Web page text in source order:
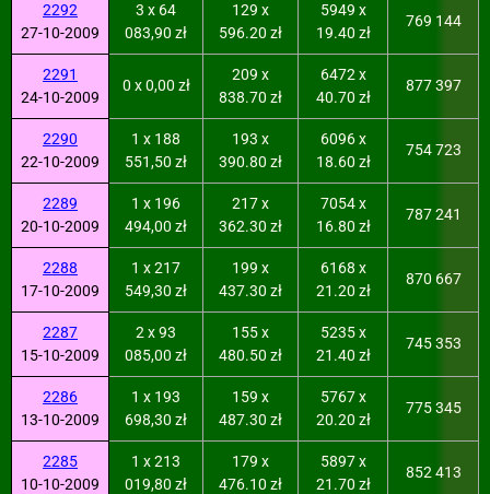
2292
27-10-2009
3 x 64
083,90 zł
129 x
596.20 zł
5949 x
19.40 zł
769 144
2291
24-10-2009
0 x 0,00 zł
209 x
838.70 zł
6472 x
40.70 zł
877 397
2290
22-10-2009
1 x 188
551,50 zł
193 x
390.80 zł
6096 x
18.60 zł
754 723
2289
20-10-2009
1 x 196
494,00 zł
217 x
362.30 zł
7054 x
16.80 zł
787 241
2288
17-10-2009
1 x 217
549,30 zł
199 x
437.30 zł
6168 x
21.20 zł
870 667
2287
15-10-2009
2 x 93
085,00 zł
155 x
480.50 zł
5235 x
21.40 zł
745 353
2286
13-10-2009
1 x 193
698,30 zł
159 x
487.30 zł
5767 x
20.20 zł
775 345
2285
10-10-2009
1 x 213
019,80 zł
179 x
476.10 zł
5897 x
21.70 zł
852 413